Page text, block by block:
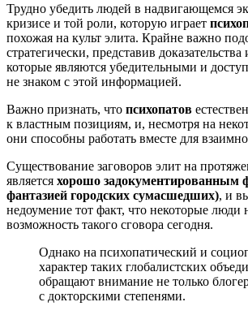
Трудно убедить людей в надвигающемся
кризисе и той роли, которую играет
похожая на культ элита. Крайне важно
стратегически, представив
которые являются убедительными и
не знаком с этой информацией.
Важно признать, что психопатов
к властным позициям, и, несмотря на
они способны работать вместе для
Существование заговоров элит на
является хорошо задокументированным
фантазией городских сумасшедших), и
недоумение тот факт, что некоторые люди
возможность такого сговора сегодня.
Однако на психопатический и
характер таких глобалистских
обращают внимание не только
с докторскими степенями.